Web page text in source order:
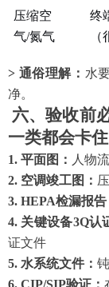
压缩空
气/氮气
终
> 通俗理解： 水
净。
六、验收前
一类都会卡住
1. 平面图： 人物
2. 空调竣工图：
3. HEPA检漏报告
4. 关键设备3Q认
证文件
5. 水系统文件：
6. CIP/SIP验证：